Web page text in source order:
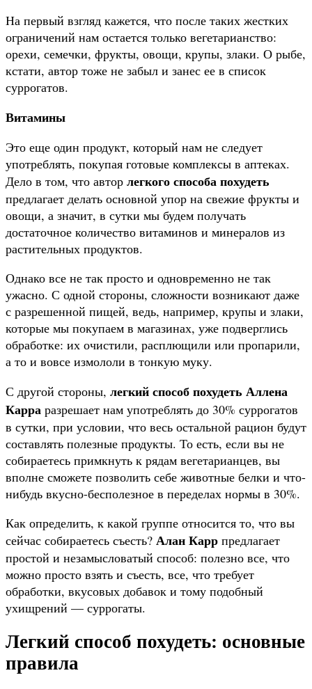
На первый взгляд кажется, что после таких жестких
ограничений нам остается только вегетарианство:
орехи, семечки, фрукты, овощи, крупы, злаки. О рыбе,
кстати, автор тоже не забыл и занес ее в список
суррогатов.
Витамины
Это еще один продукт, который нам не следует
употреблять, покупая готовые комплексы в аптеках.
Дело в том, что автор легкого способа похудеть
предлагает делать основной упор на свежие фрукты и
овощи, а значит, в сутки мы будем получать
достаточное количество витаминов и минералов из
растительных продуктов.
Однако все не так просто и одновременно не так
ужасно. С одной стороны, сложности возникают даже
с разрешенной пищей, ведь, например, крупы и злаки,
которые мы покупаем в магазинах, уже подверглись
обработке: их очистили, расплющили или пропарили,
а то и вовсе измололи в тонкую муку.
С другой стороны, легкий способ похудеть Аллена
Карра разрешает нам употреблять до 30% суррогатов
в сутки, при условии, что весь остальной рацион будут
составлять полезные продукты. То есть, если вы не
собираетесь примкнуть к рядам вегетарианцев, вы
вполне сможете позволить себе животные белки и что-
нибудь вкусно-бесполезное в переделах нормы в 30%.
Как определить, к какой группе относится то, что вы
сейчас собираетесь съесть? Алан Карр предлагает
простой и незамысловатый способ: полезно все, что
можно просто взять и съесть, все, что требует
обработки, вкусовых добавок и тому подобный
ухищрений — суррогаты.
Легкий способ похудеть: основные
правила